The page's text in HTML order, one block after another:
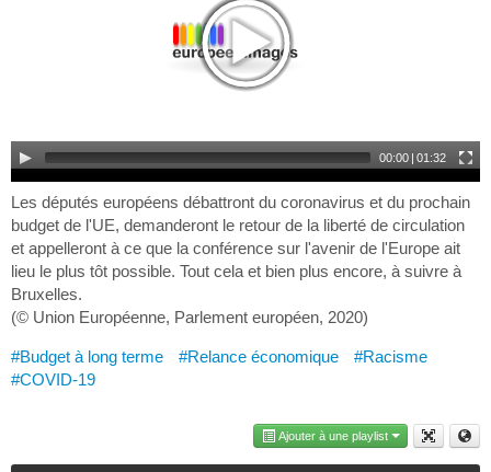
00:00 | 01:32
Les députés européens débattront du coronavirus et du prochain
budget de l'UE, demanderont le retour de la liberté de circulation
et appelleront à ce que la conférence sur l'avenir de l'Europe ait
lieu le plus tôt possible. Tout cela et bien plus encore, à suivre à
Bruxelles.
(© Union Européenne, Parlement européen, 2020)
#Budget à long terme #Relance économique
#Racisme
#COVID-19
Ajouter à une playlist